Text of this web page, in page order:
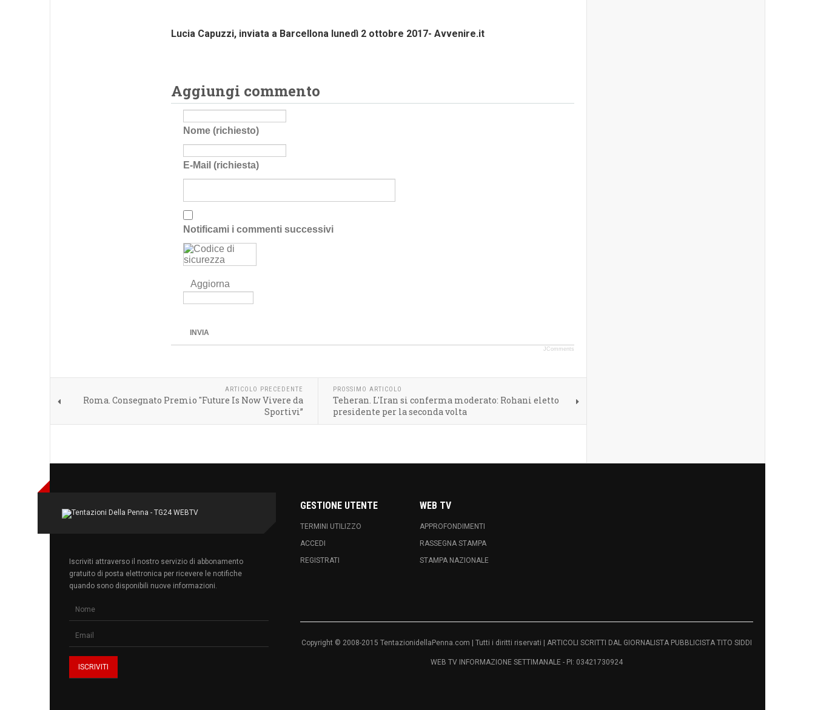
Lucia Capuzzi, inviata a Barcellona lunedì 2 ottobre 2017- Avvenire.it
Aggiungi commento
Nome (richiesto)
E-Mail (richiesta)
Notificami i commenti successivi
Aggiorna
INVIA
JComments
ARTICOLO PRECEDENTE
Roma. Consegnato Premio "Future Is Now Vivere da
Sportivi”
PROSSIMO ARTICOLO
Teheran. L'Iran si conferma moderato: Rohani eletto
presidente per la seconda volta
Iscriviti attraverso il nostro servizio di abbonamento
gratuito di posta elettronica per ricevere le notifiche
quando sono disponibili nuove informazioni.
GESTIONE UTENTE
TERMINI UTILIZZO
ACCEDI
REGISTRATI
WEB TV
APPROFONDIMENTI
RASSEGNA STAMPA
STAMPA NAZIONALE
Copyright © 2008-2015 TentazionidellaPenna.com | Tutti i diritti riservati | ARTICOLI SCRITTI DAL GIORNALISTA PUBBLICISTA TITO SIDDI
WEB TV INFORMAZIONE SETTIMANALE - PI: 03421730924